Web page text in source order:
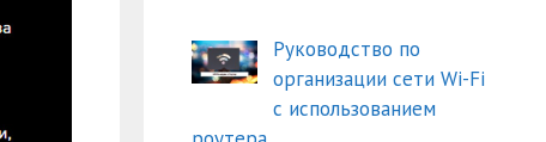
Руководство по
организации сети Wi-Fi
с использованием